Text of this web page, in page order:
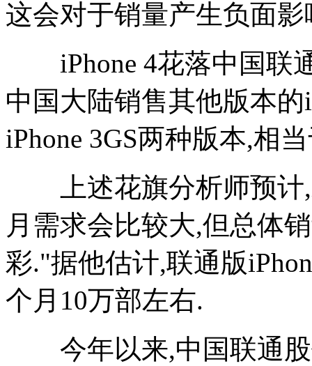
这会对于销量产生负面
iPhone 4花落中国联
中国大陆销售其他版本的
iPhone 3GS两种版本,相
上述花旗分析师预计
月需求会比较大,但总体
彩."据他估计,联通版
个月10万部左右.
今年以来,中国联通股